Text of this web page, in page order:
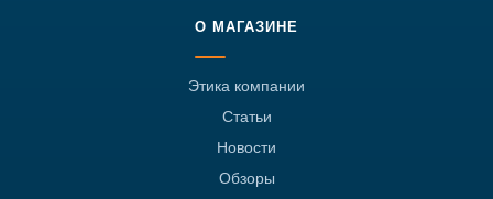
О МАГАЗИНЕ
Этика компании
Статьи
Новости
Обзоры